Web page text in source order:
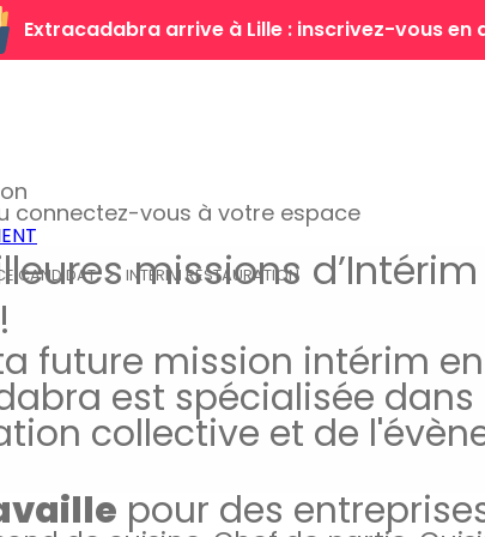
Extracadabra arrive à Lille : inscrivez-vous
connectez-vous à votre espace
CANDIDAT INTÉRIM RESTAURATION
missions d’Intérim
future mission intérim
est spécialisée
collective et de
pour des